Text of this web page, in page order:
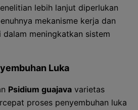
lebih lanjut diperlukan
mekanisme kerja dan
meningkatkan sistem
Luka
Psidium guajava varietas
proses penyembuhan luka